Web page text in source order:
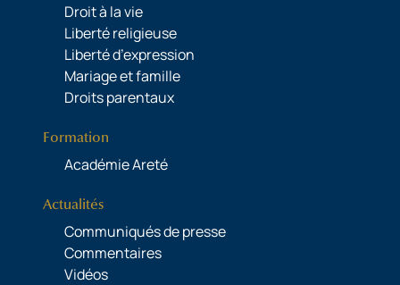
Droit à la vie
Liberté religieuse
Liberté d’expression
Mariage et famille
Droits parentaux
Formation
Académie Areté
Actualités
Communiqués de presse
Commentaires
Vidéos